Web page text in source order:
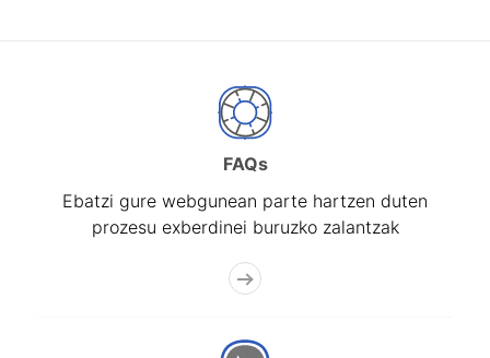
FAQs
Ebatzi gure webgunean parte hartzen duten
prozesu exberdinei buruzko zalantzak